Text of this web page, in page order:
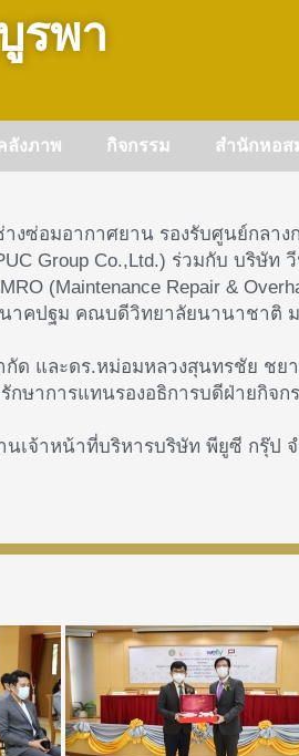
รพา
ลังภาพ กิจกรรม สำนักหอส
ซ่อมอากาศยาน รองรับศูนย์กลา
Group Co.,Ltd.) ร่วมกับ บริษัท
(Maintenance Repair &
าคปฐม คณบดีวิทยาลัยนานาชาติ
และดร.หม่อมหลวงสุนทรชัย ชย
กษาการแทนรองอธิการบดีฝ่ายกิ
จ้าหน้าที่บริหารบริษัท พียูซี กรุ๊ป